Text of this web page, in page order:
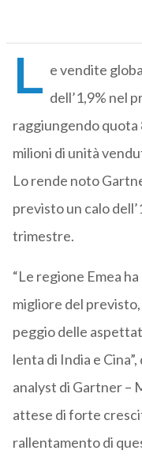
L e vendite
dell’1,9% nel
raggiungendo quota
milioni di unità
Lo rende noto
previsto un calo
trimestre.
“Le regione Emea
migliore del
peggio delle
lenta di India e
analyst di Gartner –
attese di forte
rallentamento di